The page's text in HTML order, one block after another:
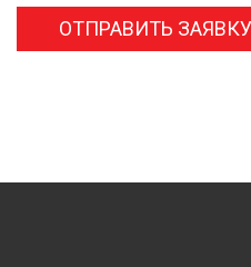
ОТПРАВИТЬ ЗАЯВКУ